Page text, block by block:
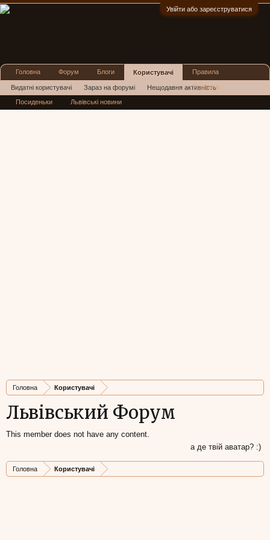
Увійти або зареєструватися
Головна Користувачі
Львівський Форум
This member does not have any content.
а де твій аватар? :)
Головна Користувачі
Головна Форум Блоги Користувачі
Видатні користувачі Зараз на форумі Нещодавня активність
Нові повідомлення профілю
Правила
Реклама
Посиденьки Львівські новини